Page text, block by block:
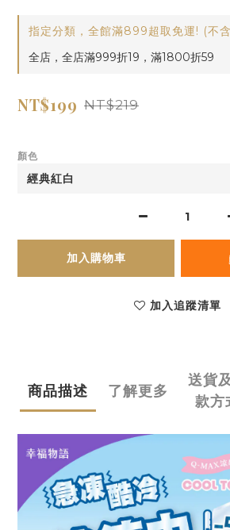
指定分類，全館滿899超取免運! (不
全店，全店滿999折19，滿1800折59
NT$199 NT$219
顏色
加入購物車
加入追蹤清單
商品描述 了解更多
送貨
款方